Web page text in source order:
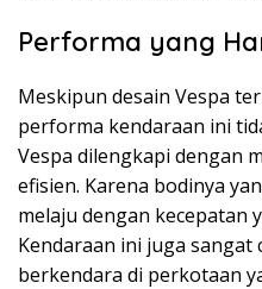
Performa yang
Meskipun desain Vespa
performa kendaraan ini
Vespa dilengkapi dengan
efisien. Karena bodinya
melaju dengan kecepatan
Kendaraan ini juga
berkendara di perkotaan